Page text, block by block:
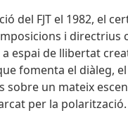
del FJT el 1982, el
i directrius
espai de llibertat
fomenta el diàleg,
sobre un mateix
per la polarització.